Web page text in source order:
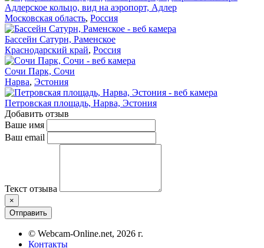
Адлерское кольцо, вид на аэропорт, Адлер
Московская область, Россия
Бассейн Сатурн, Раменское
Краснодарский край, Россия
Сочи Парк, Сочи
Нарва, Эстония
Петровская площадь, Нарва, Эстония
Добавить отзыв
Ваше имя
Ваш email
Текст отзыва
×
Отправить
© Webcam-Online.net, 2026 г.
Контакты